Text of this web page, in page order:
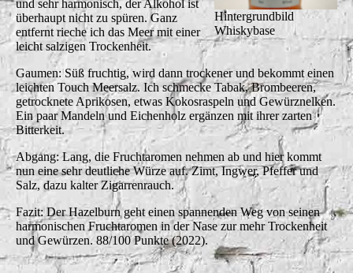
Hintergrundbild
Whiskybase
und sehr harmonisch, der Alkohol ist
überhaupt nicht zu spüren. Ganz
entfernt rieche ich das Meer mit einer
leicht salzigen Trockenheit.
Gaumen: Süß fruchtig, wird dann trockener und bekommt einen
leichten Touch Meersalz. Ich schmecke Tabak, Brombeeren,
getrocknete Aprikosen, etwas Kokosraspeln und Gewürznelken.
Ein paar Mandeln und Eichenholz ergänzen mit ihrer zarten
Bitterkeit.
Abgang: Lang, die Fruchtaromen nehmen ab und hier kommt
nun eine sehr deutliche Würze auf. Zimt, Ingwer, Pfeffer und
Salz, dazu kalter Zigarrenrauch.
Fazit: Der Hazelburn geht einen spannenden Weg von seinen
harmonischen Fruchtaromen in der Nase zur mehr Trockenheit
und Gewürzen. 88/100 Punkte (2022).